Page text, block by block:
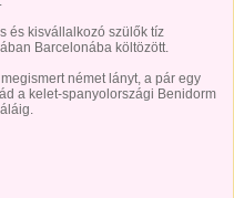
és kisvállalkozó szülők tíz
Barcelonába költözött.
német lányt, a pár egy
a kelet-spanyolországi Benidorm